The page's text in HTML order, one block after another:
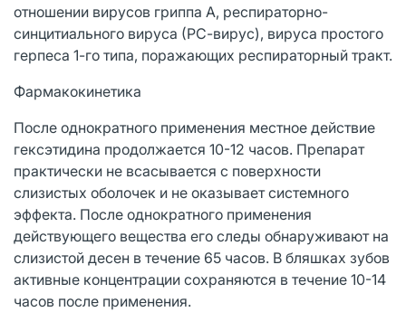
отношении вирусов гриппа А, респираторно-
синцитиального вируса (РС-вирус), вируса простого
герпеса 1-го типа, поражающих респираторный тракт.
Фармакокинетика
После однократного применения местное действие
гексэтидина продолжается 10-12 часов. Препарат
практически не всасывается с поверхности
слизистых оболочек и не оказывает системного
эффекта. После однократного применения
действующего вещества его следы обнаруживают на
слизистой десен в течение 65 часов. В бляшках зубов
активные концентрации сохраняются в течение 10-14
часов после применения.